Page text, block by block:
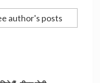
author's posts